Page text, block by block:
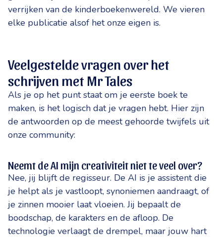
verrijken van de kinderboekenwereld. We vieren
elke publicatie alsof het onze eigen is.
Veelgestelde vragen over het
schrijven met Mr Tales
Als je op het punt staat om je eerste boek te
maken, is het logisch dat je vragen hebt. Hier zijn
de antwoorden op de meest gehoorde twijfels uit
onze community:
Neemt de AI mijn creativiteit niet te veel over?
Nee, jij blijft de regisseur. De AI is je assistent die
je helpt als je vastloopt, synoniemen aandraagt, of
je zinnen mooier laat vloeien. Jij bepaalt de
boodschap, de karakters en de afloop. De
technologie verlaagt de drempel, maar jouw hart